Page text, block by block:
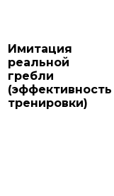
Имитация
реальной
гребли
(эффективность
тренировки)